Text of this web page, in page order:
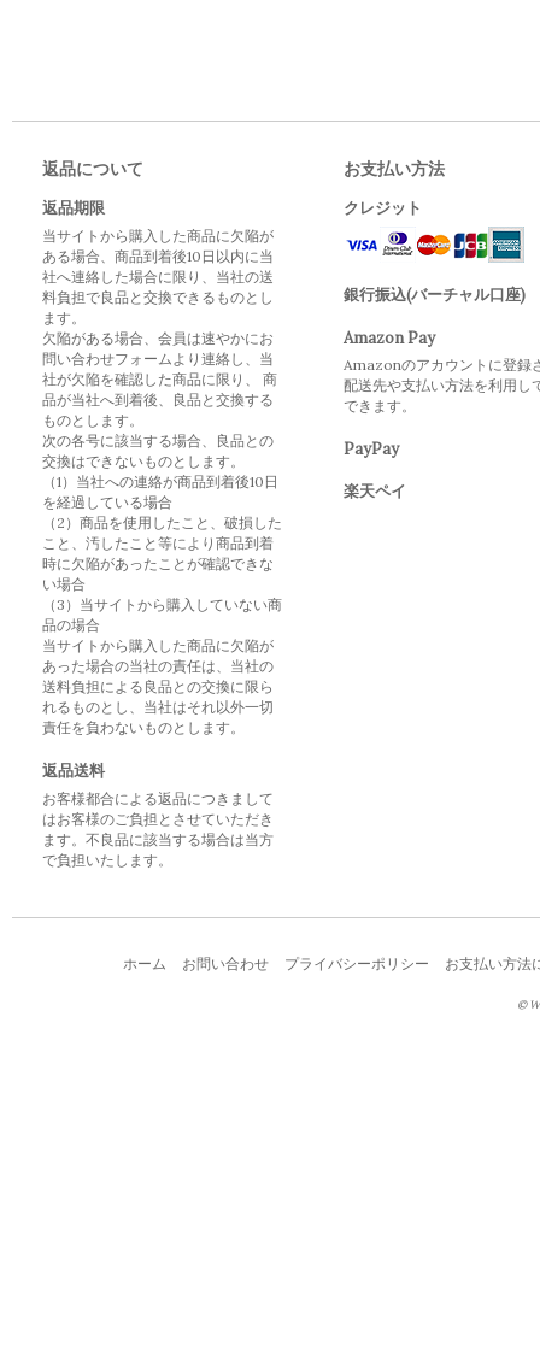
返品について
返品期限
当サイトから購入した商品に欠陥が
ある場合、商品到着後10日以内に当
社へ連絡した場合に限り、当社の送
料負担で良品と交換できるものとし
ます。
欠陥がある場合、会員は速やかにお
問い合わせフォームより連絡し、当
社が欠陥を確認した商品に限り、 商
品が当社へ到着後、良品と交換する
ものとします。
次の各号に該当する場合、良品との
交換はできないものとします。
（1）当社への連絡が商品到着後10日
を経過している場合
（2）商品を使用したこと、破損した
こと、汚したこと等により商品到着
時に欠陥があったことが確認できな
い場合
（3）当サイトから購入していない商
品の場合
当サイトから購入した商品に欠陥が
あった場合の当社の責任は、当社の
送料負担による良品との交換に限ら
れるものとし、当社はそれ以外一切
責任を負わないものとします。
返品送料
お客様都合による返品につきまして
はお客様のご負担とさせていただき
ます。不良品に該当する場合は当方
で負担いたします。
お支払い方法
クレジット
銀行振込(バーチャル口座)
Amazon Pay
Amazonのアカウントに登録
配送先や支払い方法を利用し
できます。
PayPay
楽天ペイ
ホーム お問い合わせ プライバシーポリシー お支払い方法
©